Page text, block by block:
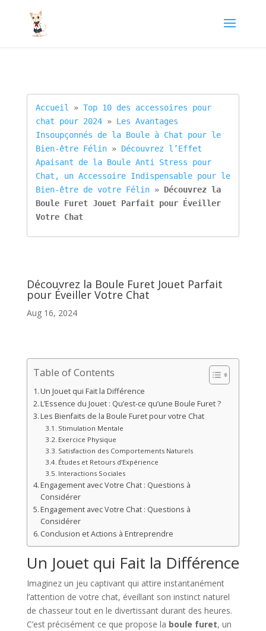
Accueil » Top 10 des accessoires pour
chat pour 2024 » Les Avantages
Insoupçonnés de la Boule à Chat pour le
Bien-être Félin » Découvrez l’Effet
Apaisant de la Boule Anti Stress pour
Chat, un Accessoire Indispensable pour le
Bien-être de votre Félin » Découvrez la
Boule Furet Jouet Parfait pour Éveiller
Votre Chat
Découvrez la Boule Furet Jouet Parfait
pour Éveiller Votre Chat
Aug 16, 2024
Table of Contents
Un Jouet qui Fait la Différence
L’Essence du Jouet : Qu’est-ce qu’une Boule Furet ?
Les Bienfaits de la Boule Furet pour votre Chat
Stimulation Mentale
Exercice Physique
Satisfaction des Comportements Naturels
Études et Retours d’Expérience
Interactions Sociales
Engagement avec Votre Chat : Questions à
Considérer
Engagement avec Votre Chat : Questions à
Considérer
Conclusion et Actions à Entreprendre
Un Jouet qui Fait la Différence
Imaginez un jeu captivant qui attire instantanément
l’attention de votre chat, éveillant son instinct naturel
de chasseur tout en le divertissant durant des heures.
C’est précisément ce que propose la boule furet, un